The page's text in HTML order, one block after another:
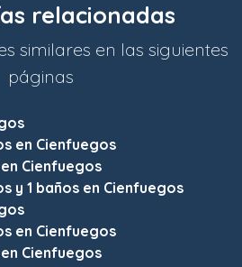
relacionadas
similares en las siguientes
páginas
en Cienfuegos
Cienfuegos
y 1 baños en Cienfuegos
en Cienfuegos
Cienfuegos